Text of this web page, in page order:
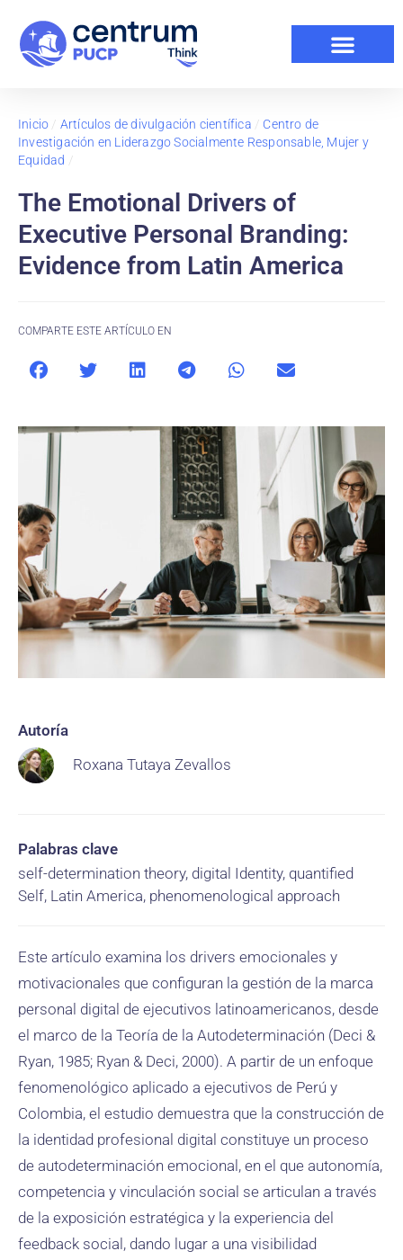
Inicio / Artículos de divulgación científica / Centro de
Investigación en Liderazgo Socialmente Responsable, Mujer y
Equidad /
The Emotional Drivers of
Executive Personal Branding:
Evidence from Latin America
COMPARTE ESTE ARTÍCULO EN
Autoría
Roxana Tutaya Zevallos
Palabras clave
self-determination theory, digital Identity, quantified
Self, Latin America, phenomenological approach
Este artículo examina los drivers emocionales y
motivacionales que configuran la gestión de la marca
personal digital de ejecutivos latinoamericanos, desde
el marco de la Teoría de la Autodeterminación (Deci &
Ryan, 1985; Ryan & Deci, 2000). A partir de un enfoque
fenomenológico aplicado a ejecutivos de Perú y
Colombia, el estudio demuestra que la construcción de
la identidad profesional digital constituye un proceso
de autodeterminación emocional, en el que autonomía,
competencia y vinculación social se articulan a través
de la exposición estratégica y la experiencia del
feedback social, dando lugar a una visibilidad